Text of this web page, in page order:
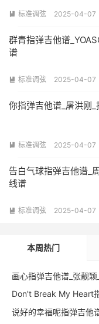
 标准调弦 2025-04-07
群青指弹吉他谱
谱
 标准调弦 2025-04-07
你指弹吉他谱_屠洪刚
 标准调弦 2025-04-07
告白气球指弹吉他谱_
线谱
 标准调弦 2025-04-07
本周热门
画心指弹吉他谱_张靓
Don't Break My Heart指
说好的幸福呢指弹吉他